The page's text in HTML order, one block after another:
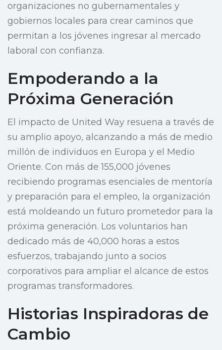
organizaciones no gubernamentales y
gobiernos locales para crear caminos que
permitan a los jóvenes ingresar al mercado
laboral con confianza.
Empoderando a la
Próxima Generación
El impacto de United Way resuena a través de
su amplio apoyo, alcanzando a más de medio
millón de individuos en Europa y el Medio
Oriente. Con más de 155,000 jóvenes
recibiendo programas esenciales de mentoría
y preparación para el empleo, la organización
está moldeando un futuro prometedor para la
próxima generación. Los voluntarios han
dedicado más de 40,000 horas a estos
esfuerzos, trabajando junto a socios
corporativos para ampliar el alcance de estos
programas transformadores.
Historias Inspiradoras de
Cambio